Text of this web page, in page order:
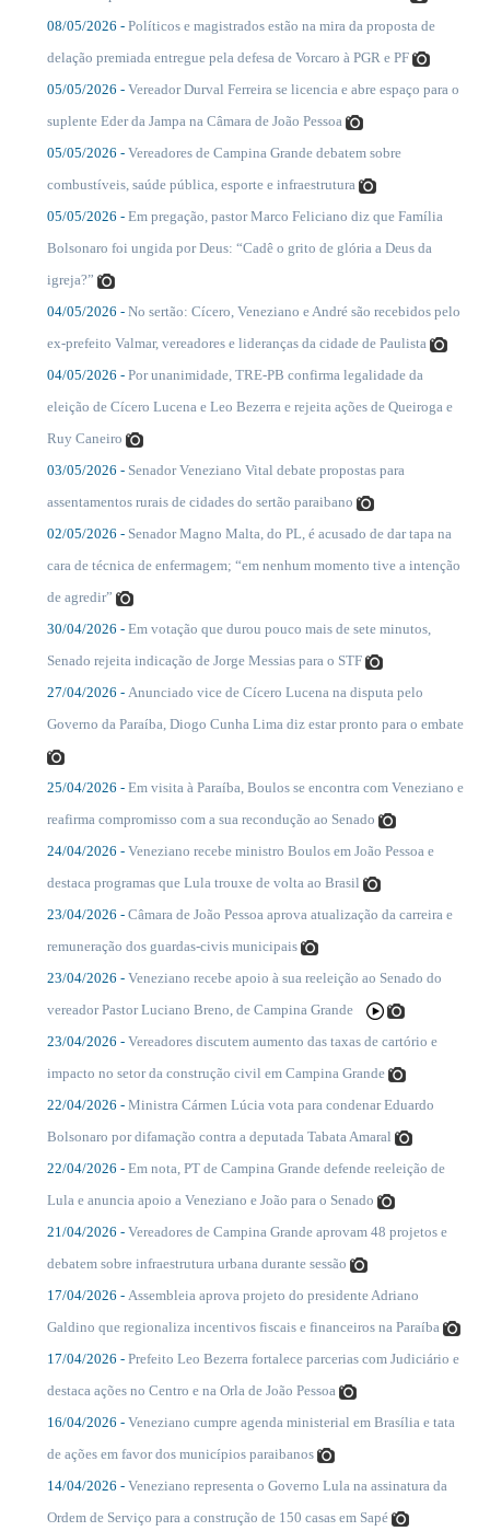
08/05/2026 - Políticos e magistrados estão na mira da proposta de
delação premiada entregue pela defesa de Vorcaro à PGR e PF
05/05/2026 - Vereador Durval Ferreira se licencia e abre espaço para o
suplente Eder da Jampa na Câmara de João Pessoa
05/05/2026 - Vereadores de Campina Grande debatem sobre
combustíveis, saúde pública, esporte e infraestrutura
05/05/2026 - Em pregação, pastor Marco Feliciano diz que Família
Bolsonaro foi ungida por Deus: “Cadê o grito de glória a Deus da
igreja?”
04/05/2026 - No sertão: Cícero, Veneziano e André são recebidos pelo
ex-prefeito Valmar, vereadores e lideranças da cidade de Paulista
04/05/2026 - Por unanimidade, TRE-PB confirma legalidade da
eleição de Cícero Lucena e Leo Bezerra e rejeita ações de Queiroga e
Ruy Caneiro
03/05/2026 - Senador Veneziano Vital debate propostas para
assentamentos rurais de cidades do sertão paraibano
02/05/2026 - Senador Magno Malta, do PL, é acusado de dar tapa na
cara de técnica de enfermagem; “em nenhum momento tive a intenção
de agredir”
30/04/2026 - Em votação que durou pouco mais de sete minutos,
Senado rejeita indicação de Jorge Messias para o STF
27/04/2026 - Anunciado vice de Cícero Lucena na disputa pelo
Governo da Paraíba, Diogo Cunha Lima diz estar pronto para o embate
25/04/2026 - Em visita à Paraíba, Boulos se encontra com Veneziano e
reafirma compromisso com a sua recondução ao Senado
24/04/2026 - Veneziano recebe ministro Boulos em João Pessoa e
destaca programas que Lula trouxe de volta ao Brasil
23/04/2026 - Câmara de João Pessoa aprova atualização da carreira e
remuneração dos guardas-civis municipais
23/04/2026 - Veneziano recebe apoio à sua reeleição ao Senado do
vereador Pastor Luciano Breno, de Campina Grande
23/04/2026 - Vereadores discutem aumento das taxas de cartório e
impacto no setor da construção civil em Campina Grande
22/04/2026 - Ministra Cármen Lúcia vota para condenar Eduardo
Bolsonaro por difamação contra a deputada Tabata Amaral
22/04/2026 - Em nota, PT de Campina Grande defende reeleição de
Lula e anuncia apoio a Veneziano e João para o Senado
21/04/2026 - Vereadores de Campina Grande aprovam 48 projetos e
debatem sobre infraestrutura urbana durante sessão
17/04/2026 - Assembleia aprova projeto do presidente Adriano
Galdino que regionaliza incentivos fiscais e financeiros na Paraíba
17/04/2026 - Prefeito Leo Bezerra fortalece parcerias com Judiciário e
destaca ações no Centro e na Orla de João Pessoa
16/04/2026 - Veneziano cumpre agenda ministerial em Brasília e tata
de ações em favor dos municípios paraibanos
14/04/2026 - Veneziano representa o Governo Lula na assinatura da
Ordem de Serviço para a construção de 150 casas em Sapé